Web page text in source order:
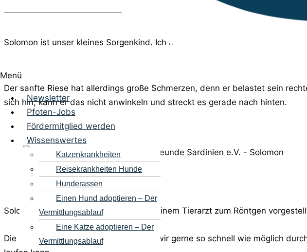
Menü
Newsletter
Pfoten-Jobs
Fördermitglied werden
Wissenswertes
Katzenkrankheiten
Reisekrankheiten Hunde
Hunderassen
Einen Hund adoptieren – Der
Vermittlungsablauf
Eine Katze adoptieren – Der
Vermittlungsablauf
Solomon ist unser kleines Sorgenkind. Ich habe den sanften Riesen im
Der sanfte Riese hat allerdings große Schmerzen, denn er belastet sein
sich hin, kann er das nicht anwinkeln und streckt es gerade nach hinten.
Solomon muss auf Sardinien dringend einem Tierarzt zum Röntgen
Die notwendige Untersuchung würden wir gerne so schnell wie möglich